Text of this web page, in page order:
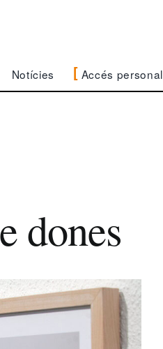
Notícies Accés personal
dones